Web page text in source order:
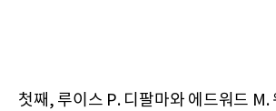
첫째, 루이스 P. 디팔마와 에드워드 M.